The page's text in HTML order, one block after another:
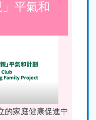
平氣和
的家庭健康促進中